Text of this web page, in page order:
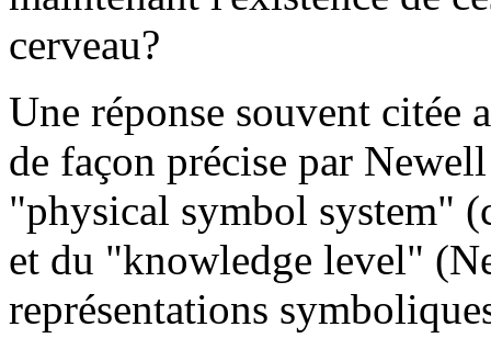
cerveau?
Une réponse souvent citée
de façon précise par
"physical symbol system"
et du "knowledge level"
représentations